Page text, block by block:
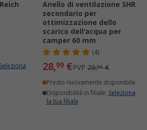
Seleziona
Anello di ventilazione SHR
secondario per
ottimizzazione dello
scarico dell'acqua per
camper 60 mm
(4)
28,99 €PVP 29,95€
Presto nuovamente disponibile
Disponibilità in filiale: Seleziona
la tua filiale